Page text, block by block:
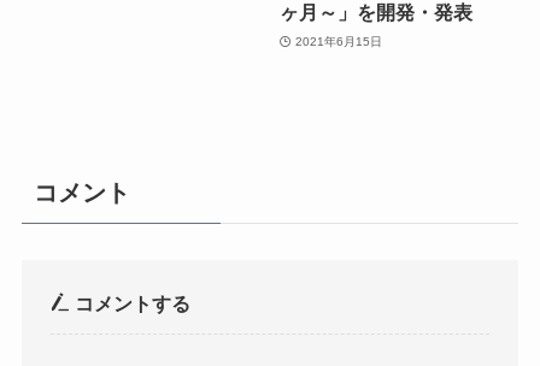
ヶ月～」を開発・発表
2021年6月15日
コメント
コメントする